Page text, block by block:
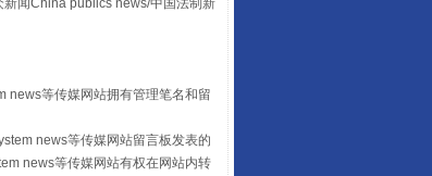
闻China publics news/中国法制新
news等传媒网站拥有管理笔名和留
news等传媒网站留言板发表的
news等传媒网站有权在网站内转